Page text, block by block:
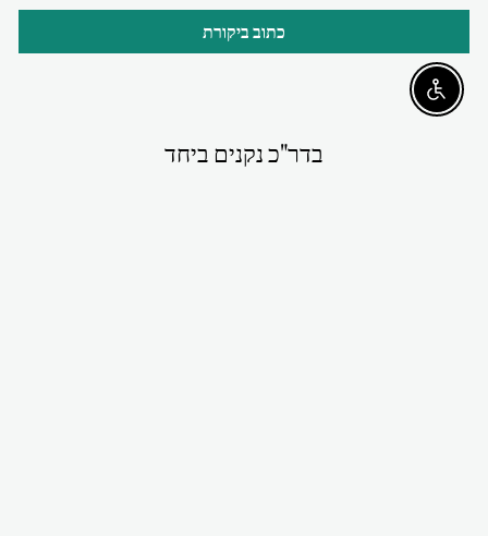
כתוב ביקורת
בדר"כ נקנים ביחד
Enable accessibility